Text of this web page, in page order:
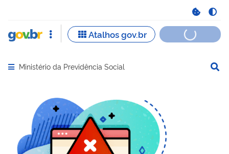
Abrir menu principal de navegação
Ministério da Previdência Social